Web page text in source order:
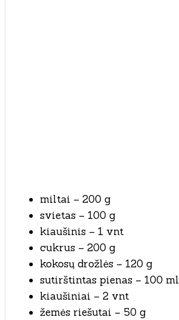
miltai – 200 g
svietas – 100 g
kiaušinis – 1 vnt
cukrus – 200 g
kokosų drožlės – 120 g
sutirštintas pienas – 100 ml
kiaušiniai – 2 vnt
žemės riešutai – 50 g